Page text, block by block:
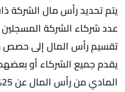
يتم تحديد رأس مال الشركة
عدد شركاء الشركة
تقسيم رأس المال إلى حصص
يقدم جميع الشركاء أو